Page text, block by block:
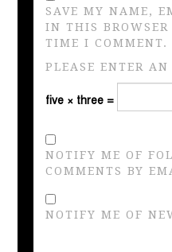
SAVE MY NAME,
IN THIS BROWSER
TIME I COMMENT.
PLEASE ENTER
five × three =
NOTIFY ME OF
COMMENTS BY
NOTIFY ME OF